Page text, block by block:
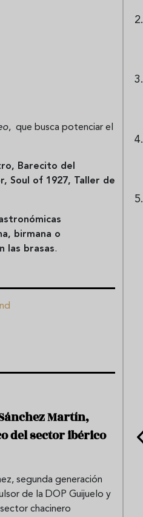
, que busca potenciar el
Barecito del
Soul of 1927, Taller de
birmana o
las brasas.
Martín,
del sector ibérico
segunda generación
de la DOP Guijuelo y
chacinero